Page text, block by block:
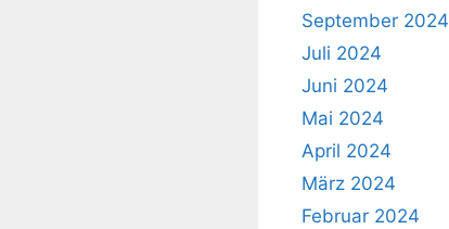
September 2024
Juli 2024
Juni 2024
Mai 2024
April 2024
März 2024
Februar 2024